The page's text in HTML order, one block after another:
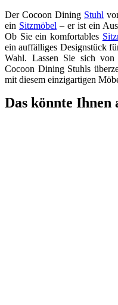
Der Cocoon Dining Stuhl
ein Sitzmöbel – er ist ein
Ob Sie ein komfortables
ein auffälliges Designstück
Wahl. Lassen Sie sich
Cocoon Dining Stuhls
mit diesem einzigartigen
Das könnte Ihnen